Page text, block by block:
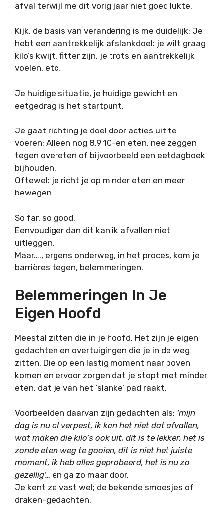
afval terwijl me dit vorig jaar niet goed lukte.
Kijk, de basis van verandering is me duidelijk: Je
hebt een aantrekkelijk afslankdoel: je wilt graag
kilo’s kwijt, fitter zijn, je trots en aantrekkelijk
voelen, etc.
Je huidige situatie, je huidige gewicht en
eetgedrag is het startpunt.
Je gaat richting je doel door acties uit te
voeren: Alleen nog 8,9 10-en eten, nee zeggen
tegen overeten of bijvoorbeeld een eetdagboek
bijhouden.
Oftewel: je richt je op minder eten en meer
bewegen.
So far, so good.
Eenvoudiger dan dit kan ik afvallen niet
uitleggen.
Maar…., ergens onderweg, in het proces, kom je
barrières tegen, belemmeringen.
Belemmeringen In Je
Eigen Hoofd
Meestal zitten die in je hoofd. Het zijn je eigen
gedachten en overtuigingen die je in de weg
zitten. Die op een lastig moment naar boven
komen en ervoor zorgen dat je stopt met minder
eten, dat je van het ‘slanke’ pad raakt.
Voorbeelden daarvan zijn gedachten als: ‘mijn
dag is nu al verpest, ik kan het niet dat afvallen,
wat maken die kilo’s ook uit, dit is te lekker, het is
zonde eten weg te gooien, dit is niet het juiste
moment, ik heb alles geprobeerd, het is nu zo
gezellig’… en ga zo maar door.
Je kent ze vast wel; de bekende smoesjes of
draken-gedachten.